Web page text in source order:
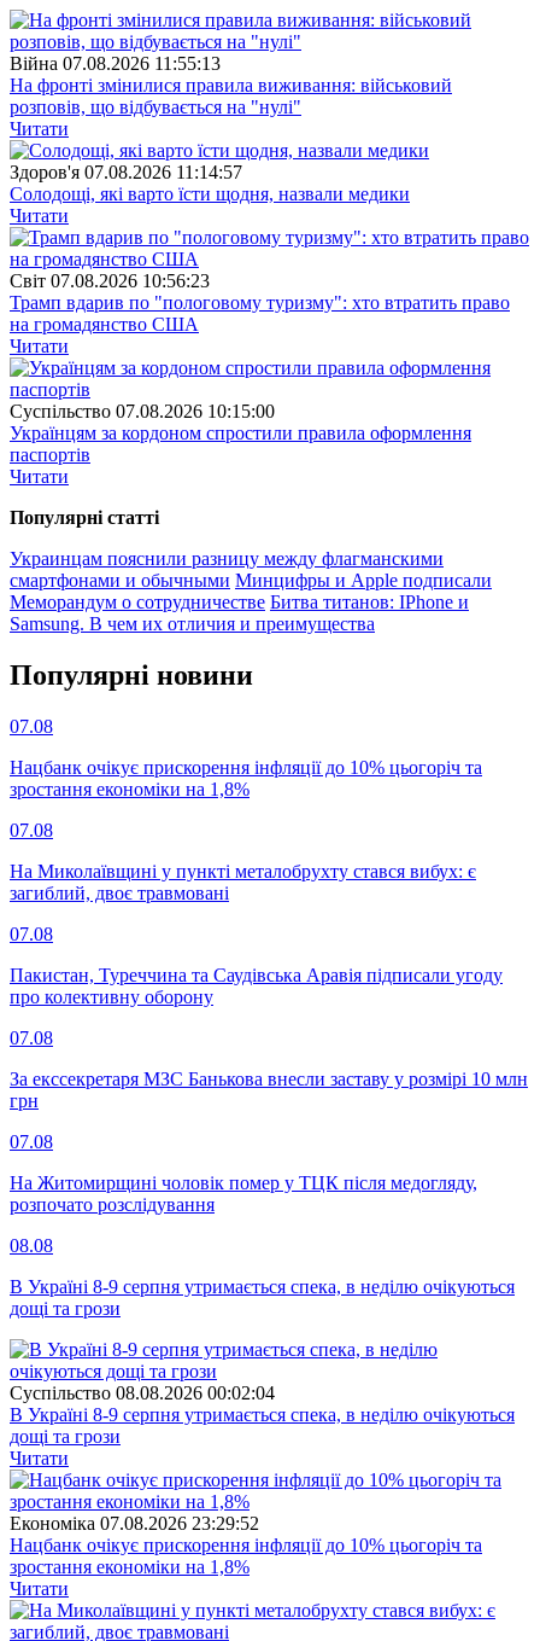
Війна 07.08.2026 11:55:13
На фронті змінилися правила виживання: військовий
розповів, що відбувається на "нулі"
Читати
Здоров'я 07.08.2026 11:14:57
Солодощі, які варто їсти щодня, назвали медики
Читати
Свiт 07.08.2026 10:56:23
Трамп вдарив по "пологовому туризму": хто втратить право
на громадянство США
Читати
Суспiльство 07.08.2026 10:15:00
Українцям за кордоном спростили правила оформлення
паспортів
Читати
Популярнi статтi
Украинцам пояснили разницу между флагманскими
смартфонами и обычными Минцифры и Apple подписали
Меморандум о сотрудничестве Битва титанов: IPhone и
Samsung. В чем их отличия и преимущества
Популярнi новини
07.08
Нацбанк очікує прискорення інфляції до 10% цьогоріч та
зростання економіки на 1,8%
07.08
На Миколаївщині у пункті металобрухту стався вибух: є
загиблий, двоє травмовані
07.08
Пакистан, Туреччина та Саудівська Аравія підписали угоду
про колективну оборону
07.08
За екссекретаря МЗС Банькова внесли заставу у розмірі 10 млн
грн
07.08
На Житомирщині чоловік помер у ТЦК після медогляду,
розпочато розслідування
08.08
В Україні 8-9 серпня утримається спека, в неділю очікуються
дощі та грози
Суспiльство 08.08.2026 00:02:04
В Україні 8-9 серпня утримається спека, в неділю очікуються
дощі та грози
Читати
Економіка 07.08.2026 23:29:52
Нацбанк очікує прискорення інфляції до 10% цьогоріч та
зростання економіки на 1,8%
Читати